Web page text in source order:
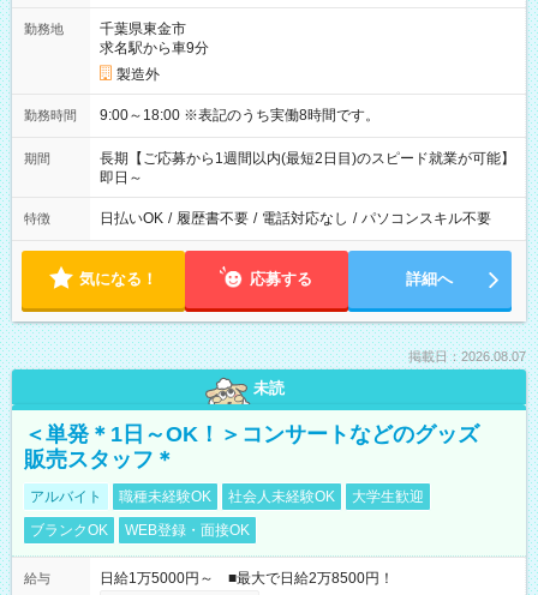
勤務地
千葉県東金市
求名駅から車9分
製造外
勤務時間 9:00～18:00 ※表記のうち実働8時間です。
期間
長期【ご応募から1週間以内(最短2日目)のスピード就業が可能】
即日～
特徴 日払いOK / 履歴書不要 / 電話対応なし / パソコンスキル不要
気になる！ 応募する 詳細へ
掲載日：2026.08.07
未読
＜単発＊1日～OK！＞コンサートなどのグッズ
販売スタッフ＊
アルバイト 職種未経験OK 社会人未経験OK
大学生歓迎
ブランクOK
WEB登録・面接OK
給与
日給1万5000円～ ■最大で日給2万8500円！